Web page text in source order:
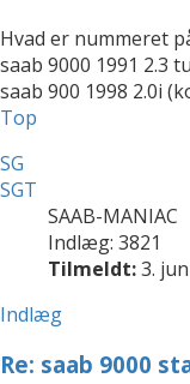
Hvad er nummeret
saab 9000 1991 2.3
saab 900 1998 2.0i
Top
SG
SGT
SAAB-MANIAC
Indlæg: 3821
Tilmeldt:3.
Indlæg
Re: saab 9000